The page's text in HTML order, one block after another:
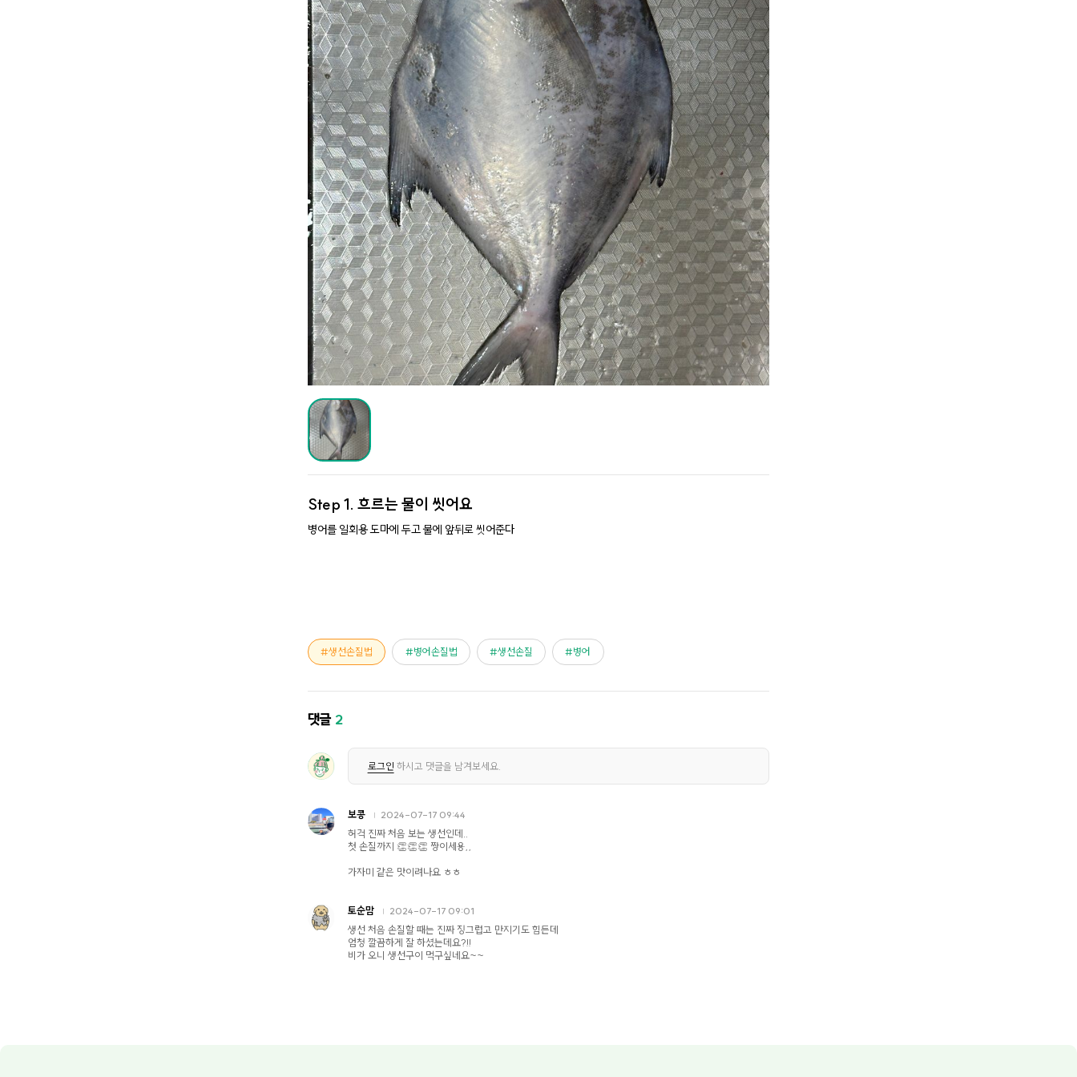
Step 1. 흐르는 물이 씻어요
병어를 일회용 도마에 두고 물에 앞뒤로 씻어준다
생선손질법 병어손질법 생선손질 병어
댓글 2
로그인 하시고 댓글을 남겨보세요.
보콩 2024-07-17 09:44
허걱 진짜 처음 보는 생선인데..
첫 손질까지 👏👏👏 짱이세용,,
가자미 같은 맛이려나요 ㅎㅎ
토순맘 2024-07-17 09:01
생선 처음 손질할 때는 진짜 징그럽고 만지기도 힘든데
엄청 깔끔하게 잘 하셨는데요?!!
비가 오니 생선구이 먹구싶네요~~